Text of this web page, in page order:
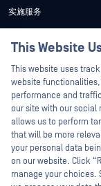
实施服务
技术文档
培训
漏洞计划
合作伙伴
认证
技术合作伙伴
渠道合作伙伴计划
This Website
This website uses
website
performance and
our site with our social
allows us to perform
that will be more
your personal data
on our website. Click
manage your choices.